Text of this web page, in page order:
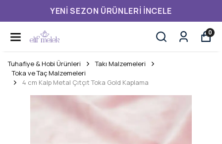
YENI SEZON ÜRÜNLERI İNCELE
0
Tuhafiye & Hobi Ürünleri
Takı Malzemeleri
Toka ve Taç Malzemeleri
4 cm Kalp Metal Çıtçıt Toka Gold Kaplama